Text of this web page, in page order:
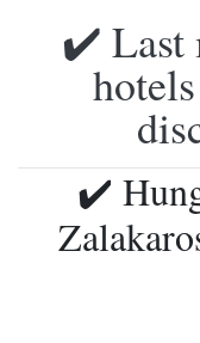
✔️ Last
✔️